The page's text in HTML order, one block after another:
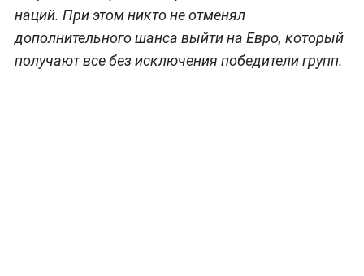
наций. При этом никто не отменял
дополнительного шанса выйти на Евро, который
получают все без исключения победители групп.